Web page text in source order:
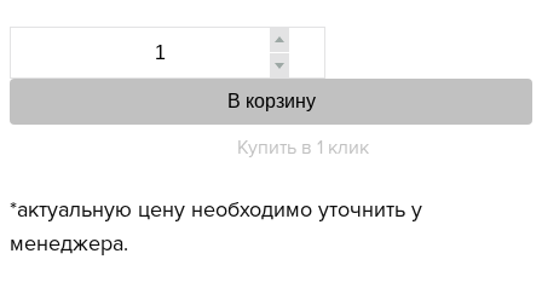
В корзину
Купить в 1 клик
*актуальную цену необходимо уточнить у
менеджера.